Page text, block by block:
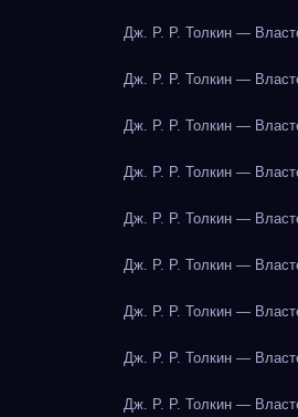
Дж. Р. Р. Толкин —
Дж. Р. Р. Толкин —
Дж. Р. Р. Толкин —
Дж. Р. Р. Толкин —
Дж. Р. Р. Толкин —
Дж. Р. Р. Толкин —
Дж. Р. Р. Толкин —
Дж. Р. Р. Толкин —
Дж. Р. Р. Толкин —